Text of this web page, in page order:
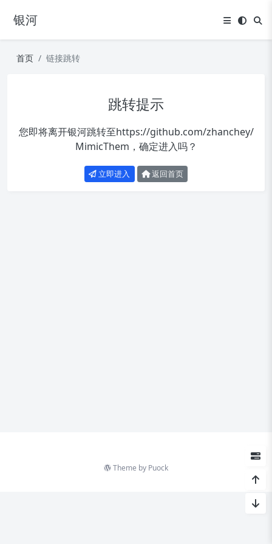
银河
首页 链接跳转
跳转提示
您即将离开银河跳转至https://github.com/zhanchey/
MimicThem ，确定进入吗？
立即进入 返回首页
Theme by Puock